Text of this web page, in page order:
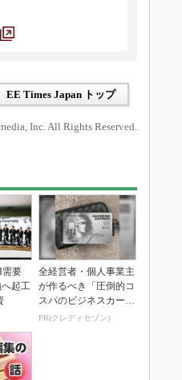
EE Times Japan トップ
Inc. All Rights Reserved.
需要
起工
全経営者・個人事業主
が作るべき「圧倒的コ
スパのビジネスカー
ド」
PR(クレディセゾン)